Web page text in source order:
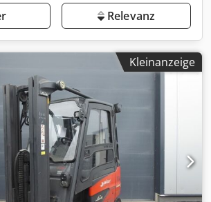
Relevanz
Kleinanzeige